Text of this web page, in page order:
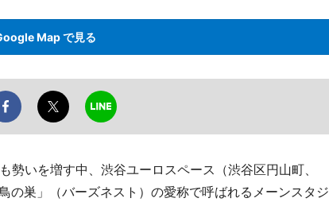
Map で見る
いを増す中、渋谷ユーロスペース（渋谷区円山町、
巣」（バーズネスト）の愛称で呼ばれるメーンスタジ